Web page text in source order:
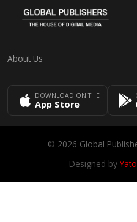
About Us
DOWNLOAD ON THE
App Store
© 2026 Global
Designed by